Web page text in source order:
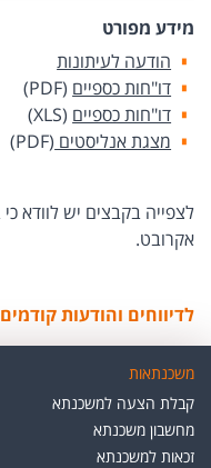
מידע מפורט
הודעה לעיתונות
דו"חות כספיים (PDF)
דו"חות כספיים (XLS)
מצגת אנליסטים (PDF)
לצפייה בקבצים יש לוודא
אקרובט.
לדיווחים והודעות קודמים
משכנתאות
קבלת הצעה למשכנתא
מחשבון משכנתא
זכאות למשכנתא